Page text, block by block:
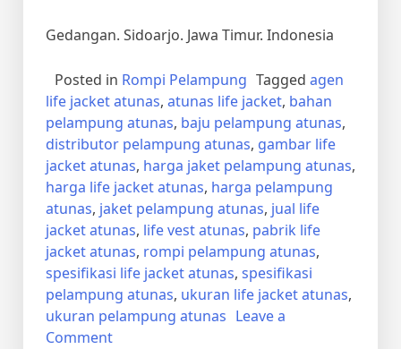
Gedangan. Sidoarjo. Jawa Timur. Indonesia
Posted in Rompi Pelampung Tagged agen
life jacket atunas, atunas life jacket, bahan
pelampung atunas, baju pelampung atunas,
distributor pelampung atunas, gambar life
jacket atunas, harga jaket pelampung atunas,
harga life jacket atunas, harga pelampung
atunas, jaket pelampung atunas, jual life
jacket atunas, life vest atunas, pabrik life
jacket atunas, rompi pelampung atunas,
spesifikasi life jacket atunas, spesifikasi
pelampung atunas, ukuran life jacket atunas,
ukuran pelampung atunas Leave a
Commenton